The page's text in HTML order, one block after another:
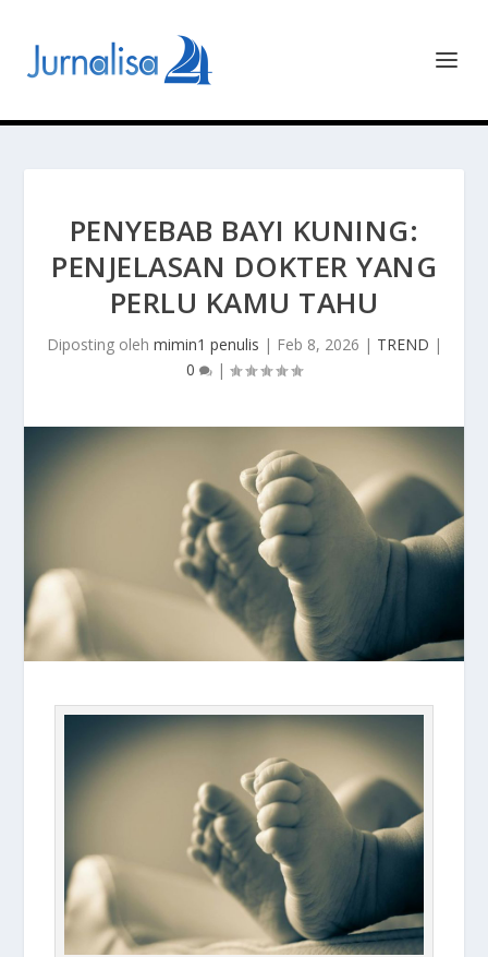
PENYEBAB BAYI KUNING:
PENJELASAN DOKTER YANG
PERLU KAMU TAHU
Diposting oleh mimin1 penulis | Feb 8, 2026 | TREND |
0
|